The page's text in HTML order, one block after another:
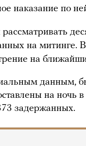
наказание по
на митинге.
на
данным,
на ночь
задержанных.